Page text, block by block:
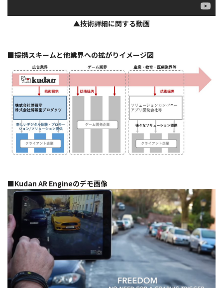
▲技術詳細に関する動画
■提携スキームと他業界への拡がりイメージ図
■Kudan AR Engineのデモ画像